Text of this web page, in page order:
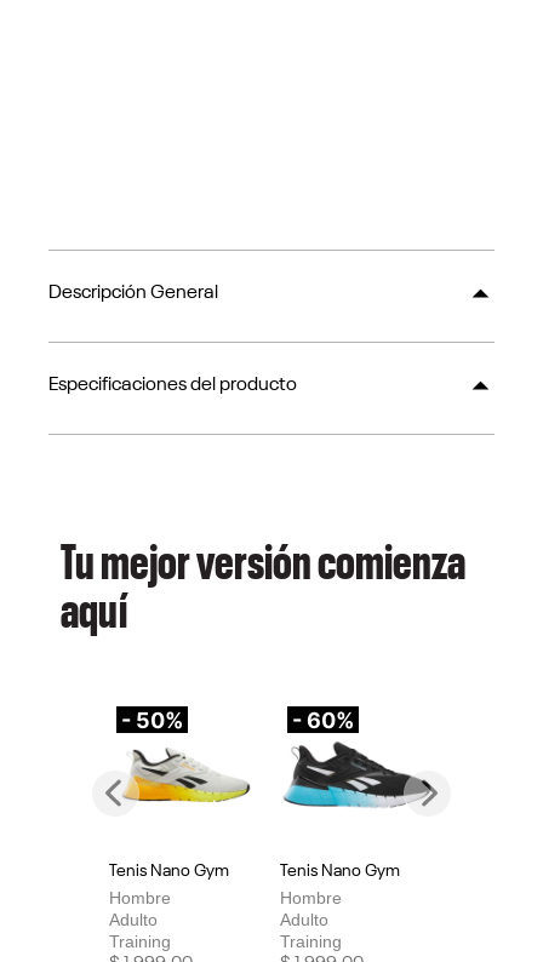
Descripción General
Especificaciones del producto
Tu mejor versión comienza
aquí
- 50%
Tenis Nano Gym
Hombre
Adulto
Training
- 60%
Tenis Nano Gym
Hombre
Adulto
Training
Previous